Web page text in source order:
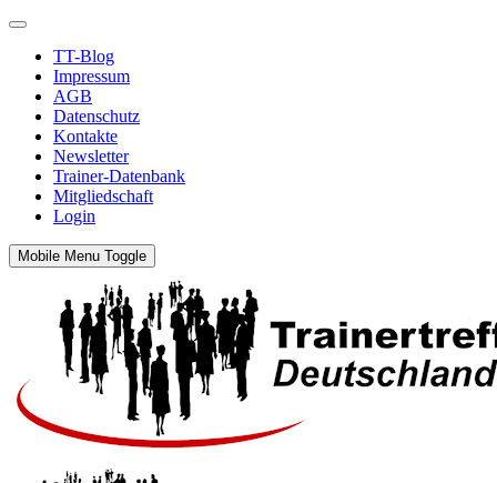
TT-Blog
Impressum
AGB
Datenschutz
Kontakte
Newsletter
Trainer-Datenbank
Mitgliedschaft
Login
Mobile Menu Toggle